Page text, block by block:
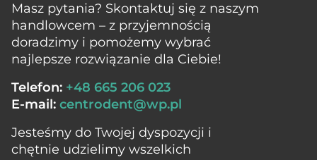
Masz pytania? Skontaktuj się z naszym
handlowcem – z przyjemnością
doradzimy i pomożemy wybrać
najlepsze rozwiązanie dla Ciebie!
Telefon: +48 665 206 023
E-mail: centrodent@wp.pl
Jesteśmy do Twojej dyspozycji i
chętnie udzielimy wszelkich